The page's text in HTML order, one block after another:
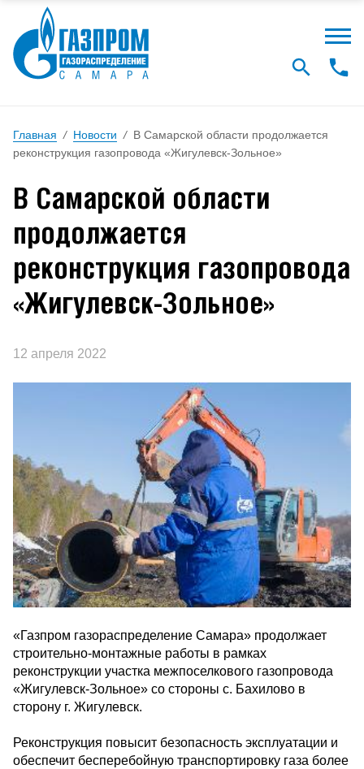
Главная / Новости / В Самарской области продолжается
реконструкция газопровода «Жигулевск-Зольное»
В Самарской области
продолжается
реконструкция газопровода
«Жигулевск-Зольное»
12 апреля 2022
«Газпром газораспределение Самара» продолжает
строительно-монтажные работы в рамках
реконструкции участка межпоселкового газопровода
«Жигулевск-Зольное» со стороны с. Бахилово в
сторону г. Жигулевск.
Реконструкция повысит безопасность эксплуатации и
обеспечит бесперебойную транспортировку газа более